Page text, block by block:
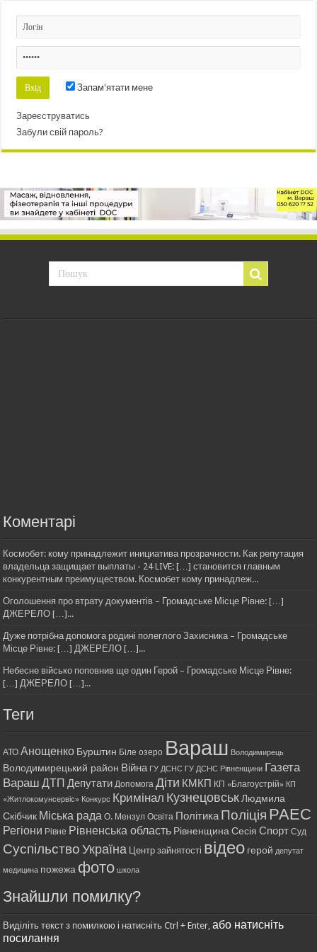
Запам'ятати мене
Зареєструватись
Забули свій пароль?
Коментарі
Космобет: кому принадлежит инициатива прозрачности. Как репутация
владельца защищает выплаты - 24 LIVE: […] становится главным
конкурентным преимуществом. Космобет кому принадлеж...
Оголошення про втрату документів – Громадське Місце Рівне: […]
ДЖЕРЕЛО […]...
Дуже потрібна допомога родині полеглого Захисника – Громадське
Місце Рівне: […] ДЖЕРЕЛО […]...
Небесне військо поповнив ще один Герой – Громадське Місце Рівне:
[…] ДЖЕРЕЛО […]...
Теги
АТО Анощенко Бурштин Біле озеро Вараш Володимирець
Володимирецький район Війна ГУ ДСНС ГУ ДСНС Рівненщини Газета
Вараш ДТП Депутати Допомога Діти КМКП КП «Благоустрій» КП
«Житлокомунсервіс» Конкурс Кримінал Кузнецовськ Людмила
Скібчик Міська рада О. Мензул Освіта ПолітикаПоліція РАЕС
Регіони Рівне Рівненська область Рівненщина Сесія Спорт Суд
Суспільство Україна Центр зайнятості відео герой депутат
медицина пожежа фото школа
Знайшли помилку?
Виділіть текст з помилкою і натисніть Ctrl + Enter,або натисніть
посилання